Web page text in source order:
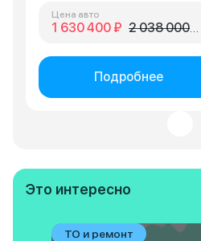
Цена авто
1 630 400 ₽ 2 038 000 ₽
Подробнее
Это интересно
ТО и ремонт